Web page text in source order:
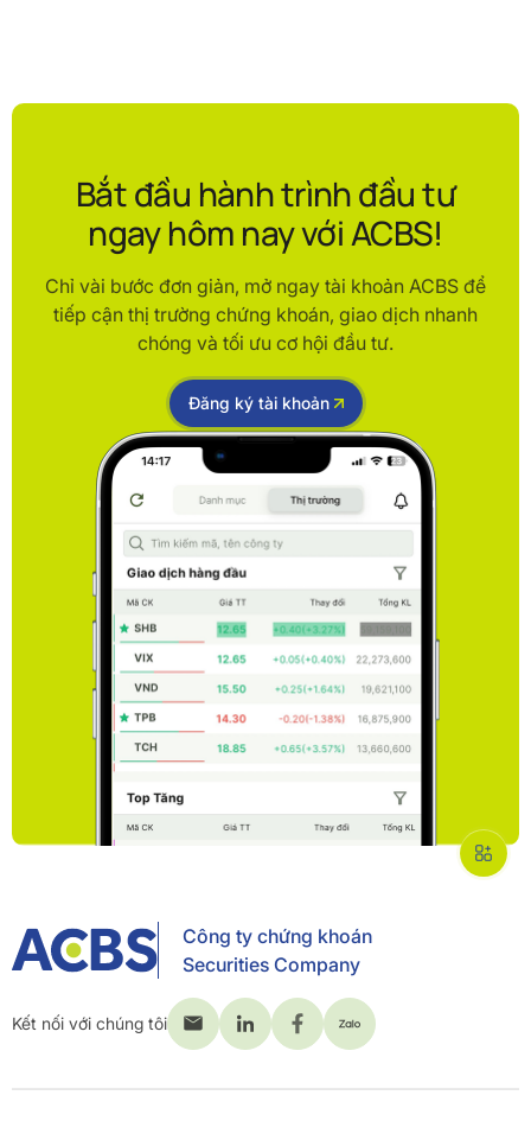
Bắt đầu hành trình đầu tư
ngay hôm nay với ACBS!
Chỉ vài bước đơn giản, mở ngay tài khoản ACBS để
tiếp cận thị trường chứng khoán, giao dịch nhanh
chóng và tối ưu cơ hội đầu tư.
Đăng ký tài khoản
Công ty chứng khoán
Securities Company
Kết nối với chúng tôi